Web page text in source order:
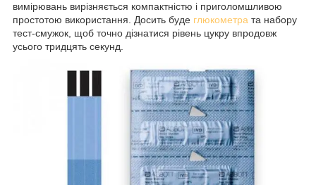
вимірювань вирізняється компактністю і приголомшливою
простотою використання. Досить буде глюкометра та набору
тест-смужок, щоб точно дізнатися рівень цукру впродовж
усього тридцять секунд.